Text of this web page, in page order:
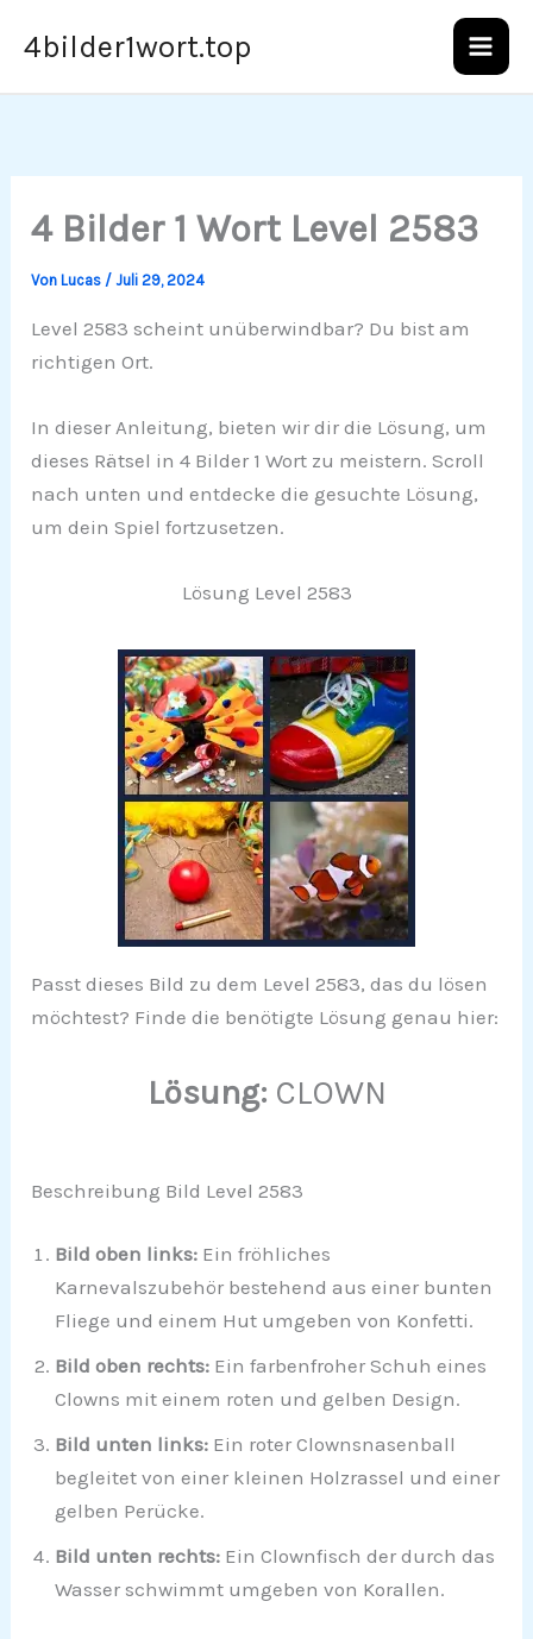
Inhalt
4bilder1wort.top
4 Bilder 1 Wort Level 2583
VonLucas /Juli 29, 2024
Level 2583 scheint unüberwindbar? Du bist am
richtigen Ort.
In dieser Anleitung, bieten wir dir die Lösung, um
dieses Rätsel in 4 Bilder 1 Wort zu meistern. Scroll
nach unten und entdecke die gesuchte Lösung,
um dein Spiel fortzusetzen.
Lösung Level 2583
Passt dieses Bild zu dem Level 2583, das du lösen
möchtest? Finde die benötigte Lösung genau hier:
Lösung: CLOWN
Beschreibung Bild Level 2583
Bild oben links: Ein fröhliches
Karnevalszubehör bestehend aus einer bunten
Fliege und einem Hut umgeben von Konfetti.
Bild oben rechts: Ein farbenfroher Schuh eines
Clowns mit einem roten und gelben Design.
Bild unten links: Ein roter Clownsnasenball
begleitet von einer kleinen Holzrassel und einer
gelben Perücke.
Bild unten rechts: Ein Clownfisch der durch das
Wasser schwimmt umgeben von Korallen.